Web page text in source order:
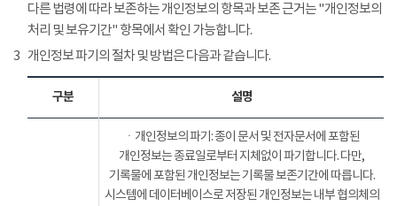
다른 법령에 따라 보존하는 개인정보의 항목과 보존 근거는 "개인정보의
처리 및 보유기간" 항목에서 확인 가능합니다.
3 개인정보 파기의 절차 및 방법은 다음과 같습니다.
구분 설명
ㆍ개인정보의 파기: 종이 문서 및 전자문서에 포함된
개인정보는 종료일로부터 지체없이 파기합니다. 다만,
기록물에 포함된 개인정보는 기록물 보존기간에 따릅니다.
시스템에 데이터베이스로 저장된 개인정보는 내부 협의체의